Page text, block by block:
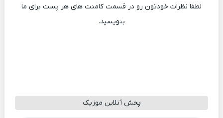
لطفا نظرات خودتون رو در قسمت کامنت های هر پست برای ما
بنویسید.
پخش آنلاین موزیک